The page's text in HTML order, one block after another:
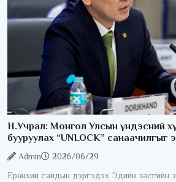
Н.Учрал: Монгол Улсын үндэсний
бууруулах “UNLOCK” санаачилгыг
Admin
2026/06/29
Ерөнхий сайдын дэргэдэх Эдийн засгийн